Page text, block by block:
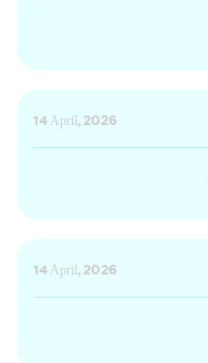
14 April, 2026
14 April, 2026